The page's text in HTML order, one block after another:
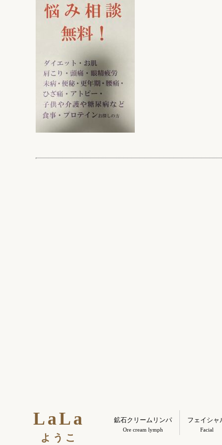
LaLa
ようこ
鉱石クリームリンパ
Ore cream lymph
フェイシャ
Facial